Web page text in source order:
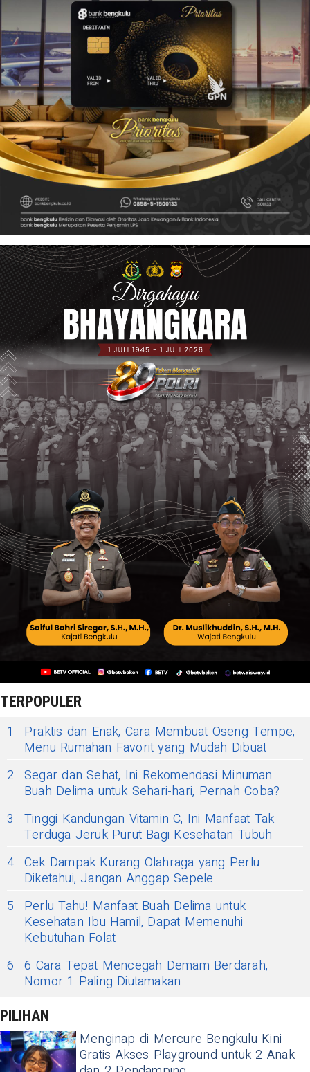
TERPOPULER
1
Praktis dan Enak, Cara Membuat Oseng Tempe,
Menu Rumahan Favorit yang Mudah Dibuat
2 Segar dan Sehat, Ini Rekomendasi Minuman
Buah Delima untuk Sehari-hari, Pernah Coba?
3
Tinggi Kandungan Vitamin C, Ini Manfaat Tak
Terduga Jeruk Purut Bagi Kesehatan Tubuh
4 Cek Dampak Kurang Olahraga yang Perlu
Diketahui, Jangan Anggap Sepele
5
Perlu Tahu! Manfaat Buah Delima untuk
Kesehatan Ibu Hamil, Dapat Memenuhi
Kebutuhan Folat
6 6 Cara Tepat Mencegah Demam Berdarah,
Nomor 1 Paling Diutamakan
PILIHAN
Menginap di Mercure Bengkulu Kini
Gratis Akses Playground untuk 2 Anak